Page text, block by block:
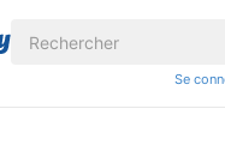
Se